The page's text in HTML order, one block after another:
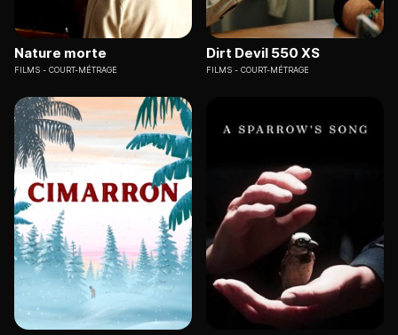
Nature morte
FILMS COURT-MÉTRAGE
Dirt Devil 550 XS
FILMS COURT-MÉTRAGE